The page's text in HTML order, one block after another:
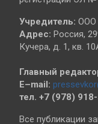
Учредитель: ООО
Адрес: Россия,
Кучера, д. 1, кв.
Главный
E–mail:
тел. +7 (978)
Все публикации